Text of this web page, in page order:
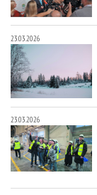
23.03.2026
23.03.2026